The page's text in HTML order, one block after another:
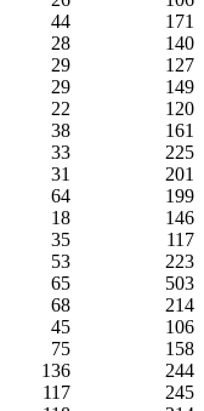
44
171
28
140
29
127
29
149
22
120
38
161
33
225
31
201
64
199
18
146
35
117
53
223
65
503
68
214
45
106
75
158
136
244
117
245